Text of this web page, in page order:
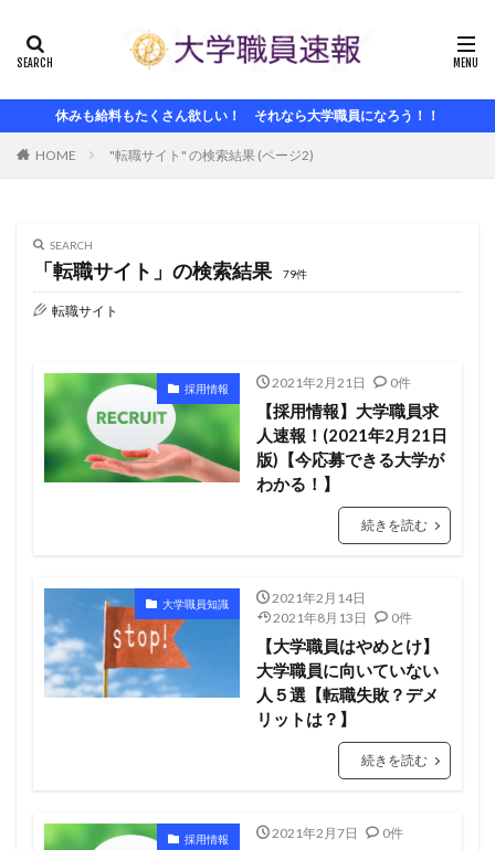
休みも給料もたくさん欲しい！ それなら大学職員になろう！！
HOME "転職サイト" の検索結果 (ページ2)
SEARCH
「転職サイト」の検索結果 79件
転職サイト
採用情報 2021年2月21日 0件
【採用情報】大学職員求
人速報！(2021年2月21日
版)【今応募できる大学が
わかる！】
続きを読む
大学職員知識
2021年2月14日
2021年8月13日
0件
【大学職員はやめとけ】
大学職員に向いていない
人５選【転職失敗？デメ
リットは？】
続きを読む
採用情報 2021年2月7日 0件